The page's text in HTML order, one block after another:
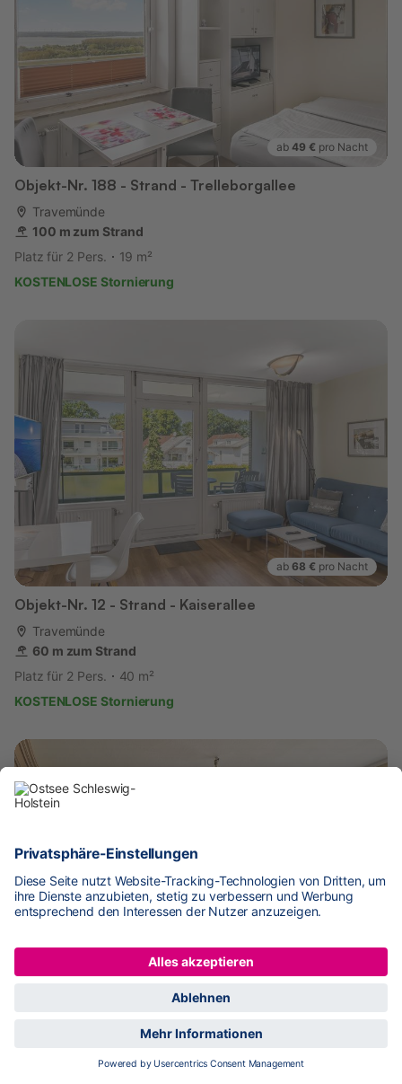
ab 49 € pro Nacht
Objekt-Nr. 188 - Strand - Trelleborgallee
Travemünde
100 m zum Strand
Platz für 2 Pers.
19 m²
KOSTENLOSE Stornierung
ab 68 € pro Nacht
Objekt-Nr. 12 - Strand - Kaiserallee
Travemünde
60 m zum Strand
Platz für 2 Pers.
40 m²
KOSTENLOSE Stornierung
Strandblick, Fewo 122